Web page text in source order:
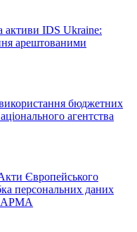
активи IDS Ukraine:
арештованими
бюджетних
агентства
Європейського
персональних даних
АРМА